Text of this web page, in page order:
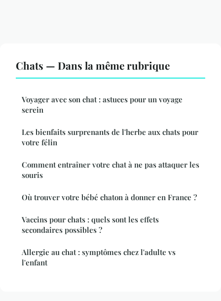
Chats — Dans la même rubrique
Voyager avec son chat : astuces pour un voyage
serein
Les bienfaits surprenants de l'herbe aux chats pour
votre félin
Comment entraîner votre chat à ne pas attaquer les
souris
Où trouver votre bébé chaton à donner en France ?
Vaccins pour chats : quels sont les effets
secondaires possibles ?
Allergie au chat : symptômes chez l'adulte vs
l'enfant